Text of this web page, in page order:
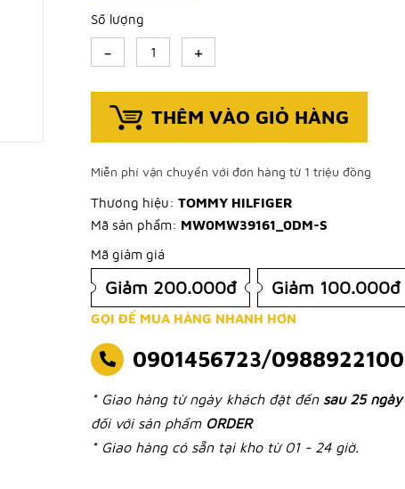
Số lượng
- +
THÊM VÀO GIỎ HÀNG
Miễn phí vận chuyển với đơn hàng từ 1 triệu đồng
Thương hiệu: TOMMY HILFIGER
Mã sản phẩm: MW0MW39161_0DM-S
Mã giảm giá
Giảm 200.000đ Giảm 100.000đ
GỌI ĐỂ MUA HÀNG NHANH HƠN
0901456723/0988922100
* Giao hàng từ ngày khách đặt đến sau 25 ngày
đối với sản phẩm ORDER
* Giao hàng có sẵn tại kho từ 01 - 24 giờ.